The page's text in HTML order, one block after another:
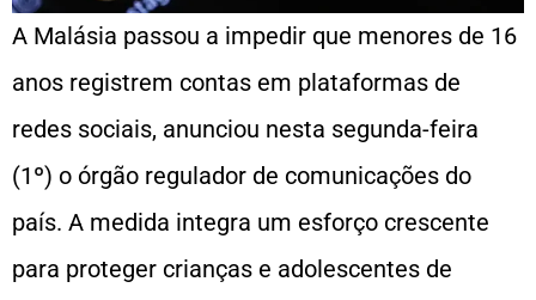
A Malásia passou a impedir que menores de 16
anos registrem contas em plataformas de
redes sociais, anunciou nesta segunda-feira
(1º) o órgão regulador de comunicações do
país. A medida integra um esforço crescente
para proteger crianças e adolescentes de